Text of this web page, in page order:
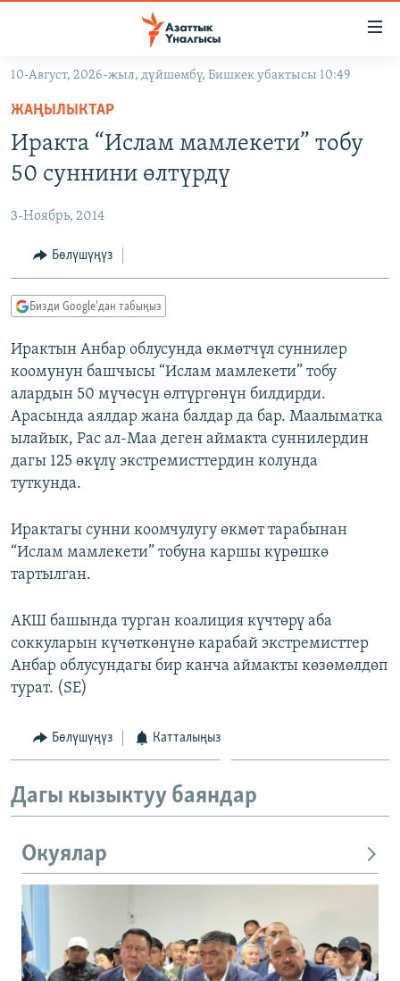
Навигацияга
өтүңүз
Издөөгө
салыңыз
КЫРГЫЗСТАН
КЫРГЫЗСТАН
ЭКОНОМИКА
МАДАНИЯТ
ДҮЙНӨ
БОРБОР АЗИЯ
УКРАИНА
АТАЙЫН ИЛИКТӨӨ
ТВ ПРОГРАММАЛАР
ЭКСПЕРТТЕР ТАЛДАЙТ
БИЗ ЖАНА ДҮЙНӨ
ДАНИСТЕ
ЭЖЕ-СИҢДИЛЕР
АЗАТТЫК+
ЫҢГАЙСЫЗ СУРООЛОР
ӨЗГӨЧӨ ПИКИР
Русский
ОНЛАЙН ШЕРИНЕ
ЭЕ/АРнун бардык сайттары
10-Август, 2026-жыл, дүйшөмбү, Бишкек убактысы 10:49
ЖАҢЫЛЫКТАР
Иракта “Ислам мамлекети” тобу
50 суннини өлтүрдү
3-Ноябрь, 2014
Бөлүшүңүз
Бизди Google'дан табыңыз
Ирактын Анбар облусунда өкмөтчүл суннилер
коомунун башчысы “Ислам мамлекети” тобу
алардын 50 мүчөсүн өлтүргөнүн билдирди.
Арасында аялдар жана балдар да бар. Маалыматка
ылайык, Рас ал-Маа деген аймакта суннилердин
дагы 125 өкүлү экстремисттердин колунда
туткунда.
Ирактагы сунни коомчулугу өкмөт тарабынан
“Ислам мамлекети” тобуна каршы күрөшкө
тартылган.
АКШ башында турган коалиция күчтөрү аба
соккуларын күчөткөнүнө карабай экстремисттер
Анбар облусундагы бир канча аймакты көзөмөлдөп
турат. (SE)
Бөлүшүңүз Катталыңыз
Дагы кызыктуу баяндар
Окуялар